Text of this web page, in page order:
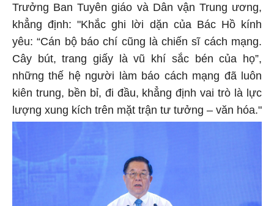
Trưởng Ban Tuyên giáo và Dân vận Trung ương,
khẳng định: "Khắc ghi lời dặn của Bác Hồ kính
yêu: “Cán bộ báo chí cũng là chiến sĩ cách mạng.
Cây bút, trang giấy là vũ khí sắc bén của họ”,
những thế hệ người làm báo cách mạng đã luôn
kiên trung, bền bỉ, đi đầu, khẳng định vai trò là lực
lượng xung kích trên mặt trận tư tưởng – văn hóa."